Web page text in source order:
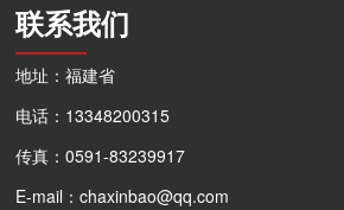
联系我们
地址：福建省
电话：13348200315
传真：0591-83239917
E-mail：chaxinbao@qq.com